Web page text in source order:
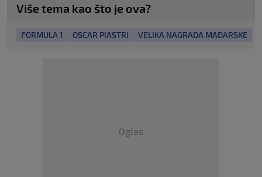
Više tema kao što je ova?
FORMULA 1 OSCAR PIASTRI VELIKA NAGRADA MAĐARSKE
Oglas